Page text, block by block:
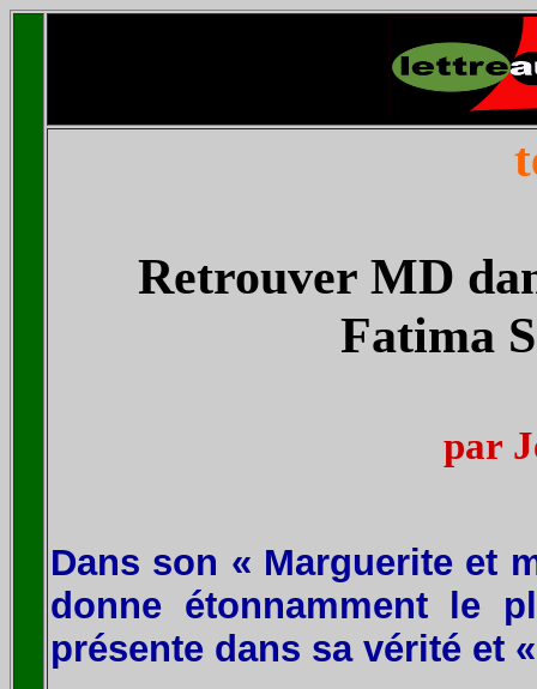
Retrouver MD
Fatima
par
Dans son « Marguerite et
donne étonnamment le
présente dans sa vérité et